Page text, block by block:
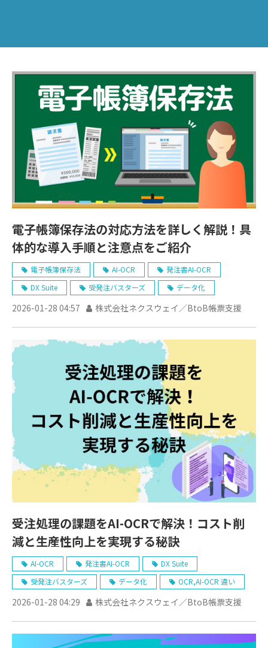
電子帳簿保存法の対応方法を詳しく解説！具
体的な導入手順と注意点をご紹介
電子帳簿保存法 AI-OCR
発注書AI-OCR
DX Suite
受発注バスターズ データ化
2026-01-28 04:57 株式会社ネクスウェイ／BtoB帳票支援
受注処理の課題をAI-OCRで解決！コスト削
減と生産性向上を実現する秘訣
AI-OCR 発注書AI-OCR
DX Suite
受発注バスターズ
データ化 OCR,AI-OCR 違い
2026-01-28 04:29 株式会社ネクスウェイ／BtoB帳票支援